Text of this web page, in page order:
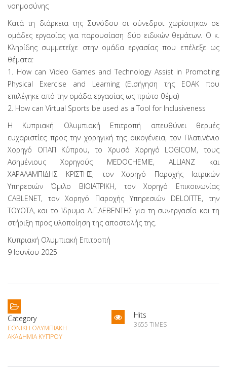
νοημοσύνης
Κατά τη διάρκεια της Συνόδου οι σύνεδροι χωρίστηκαν σε
ομάδες εργασίας για παρουσίαση δύο ειδικών θεμάτων. Ο κ.
Κληρίδης συμμετείχε στην ομάδα εργασίας που επέλεξε ως
θέματα:
1. How can Video Games and Technology Assist in Promoting
Physical Exercise and Learning (Εισήγηση της ΕΟΑΚ που
επιλέγηκε από την ομάδα εργασίας ως πρώτο θέμα)
2. How can Virtual Sports be used as a Tool for Inclusiveness
Η Κυπριακή Ολυμπιακή Επιτροπή απευθύνει θερμές
ευχαριστίες προς την χορηγική της οικογένεια, τον Πλατινένιο
Χορηγό ΟΠΑΠ Κύπρου, το Χρυσό Χορηγό LOGICOM, τους
Ασημένιους Χορηγούς MEDOCHEMIE, ALLIANZ και
ΧΑΡΑΛΑΜΠΙΔΗΣ ΚΡΙΣΤΗΣ, τον Χορηγό Παροχής Ιατρικών
Υπηρεσιών Όμιλο ΒΙΟΙΑΤΡΙΚΗ, τον Χορηγό Επικοινωνίας
CABLENET, τον Χορηγό Παροχής Υπηρεσιών DELOITTE, την
TOYOTA, και το Ίδρυμα Α.Γ.ΛΕΒΕΝΤΗΣ για τη συνεργασία και τη
στήριξη προς υλοποίηση της αποστολής της.
Κυπριακή Ολυμπιακή Επιτροπή
9 Ιουνίου 2025
Category
ΕΘΝΙΚΉ ΟΛΥΜΠΙΑΚΉ
ΑΚΑΔΗΜΊΑ ΚΎΠΡΟΥ
Hits
3655 TIMES